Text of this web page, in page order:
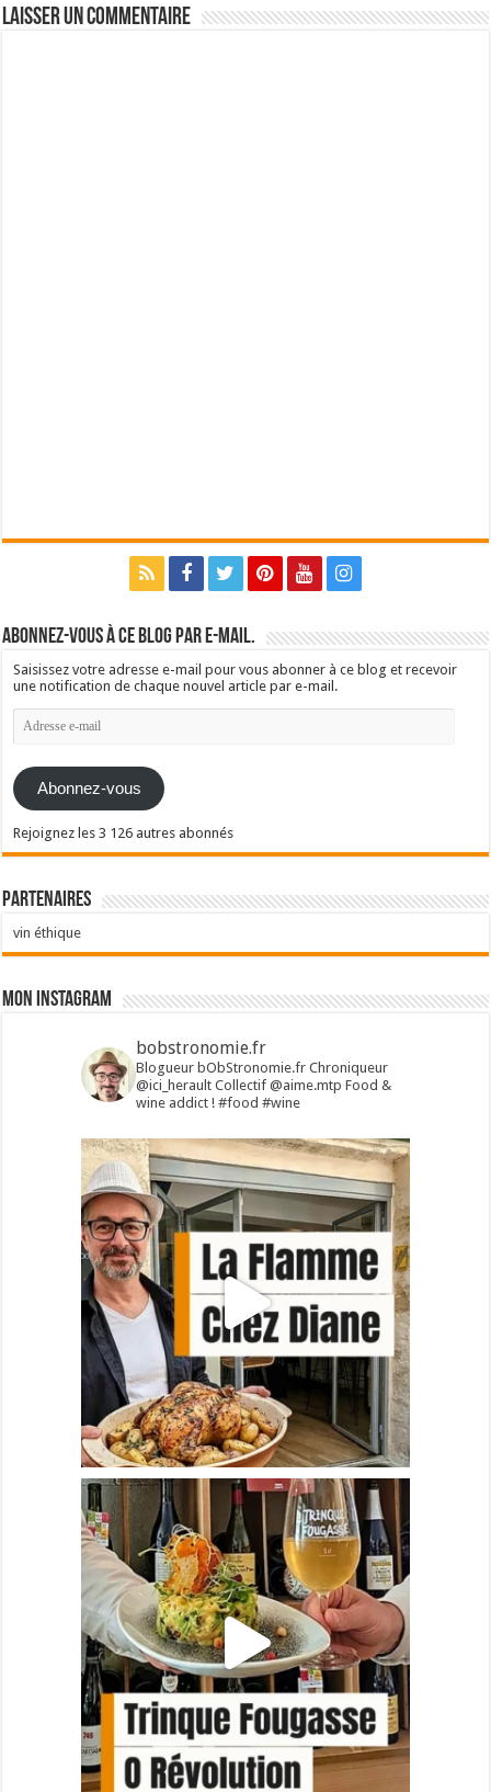
Laisser un commentaire
Abonnez-vous à ce blog par e-mail.
Saisissez votre adresse e-mail pour vous abonner à ce blog et recevoir
une notification de chaque nouvel article par e-mail.
Adresse
e-
Abonnez-vous
Rejoignez les 3 126 autres abonnés
Partenaires
vin éthique
Mon Instagram
bobstronomie.fr
Blogueur bObStronomie.fr Chroniqueur
@ici_heraultCollectif @aime.mtp Food &
wine addict !#food #wine